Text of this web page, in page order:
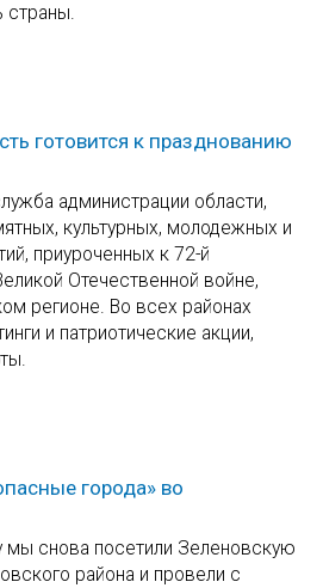
страны.
готовится к празднованию
администрации области,
культурных, молодежных и
приуроченных к 72-й
Отечественной войне,
регионе. Во всех районах
и патриотические акции,
города» во
снова посетили Зеленовскую
района и провели с